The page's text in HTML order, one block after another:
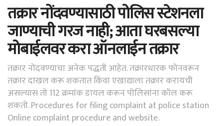
तक्रार नोंदवण्यासाठी पोलिस स्टेशनला
जाण्याची गरज नाही; आता घरबसल्या
मोबाईलवर करा ऑनलाईन तक्रार
तक्रार नोंदवण्याचा अनेक पद्धती आहेत. तक्रारधारक फोनवरून
तक्रार दाखल करू शकतात किंवा एखाद्याला तक्रार करायची
असल्यास तो 112 क्रमांक डायल करून पोलिसांना कॉल करू
शकतो. Procedures for filing complaint at police station
Online complaint procedure and website.